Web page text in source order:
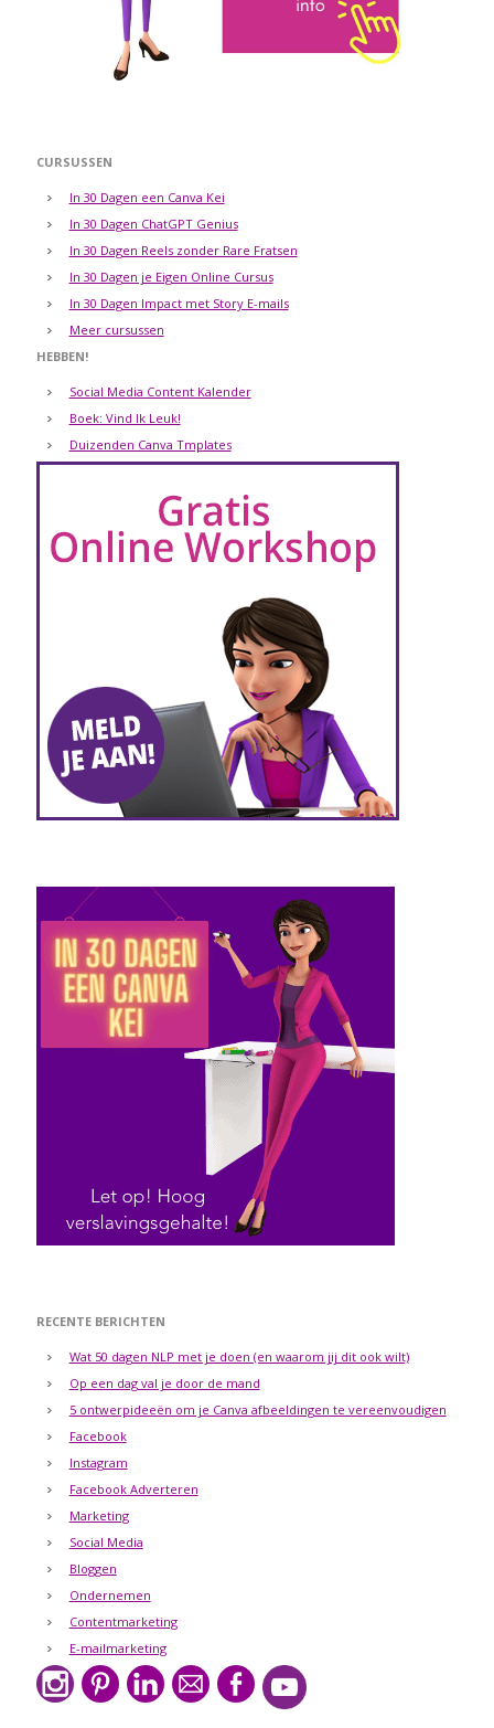
CURSUSSEN
In 30 Dagen een Canva Kei
In 30 Dagen ChatGPT Genius
In 30 Dagen Reels zonder Rare Fratsen
In 30 Dagen je Eigen Online Cursus
In 30 Dagen Impact met Story E-mails
Meer cursussen
HEBBEN!
Social Media Content Kalender
Boek: Vind Ik Leuk!
Duizenden Canva Tmplates
RECENTE BERICHTEN
Wat 50 dagen NLP met je doen (en waarom jij dit ook wilt)
Op een dag val je door de mand
5 ontwerpideeën om je Canva afbeeldingen te vereenvoudigen
Facebook
Instagram
Facebook Adverteren
Marketing
Social Media
Bloggen
Ondernemen
Contentmarketing
E-mailmarketing